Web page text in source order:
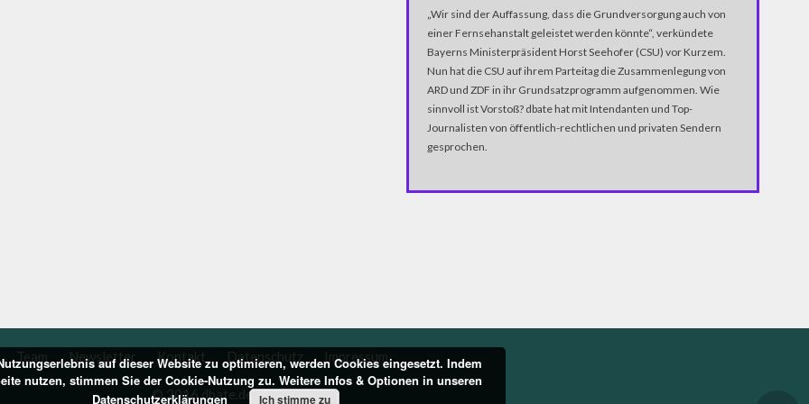
„Wir sind der Auffassung, dass die Grundversorgung auch von
einer Fernsehanstalt geleistet werden könnte“, verkündete
Bayerns Ministerpräsident Horst Seehofer (CSU) vor Kurzem.
Nun hat die CSU auf ihrem Parteitag die Zusammenlegung von
ARD und ZDF in ihr Grundsatzprogramm aufgenommen. Wie
sinnvoll ist Vorstoß? dbate hat mit Intendanten und Top-
Journalisten von öffentlich-rechtlichen und privaten Sendern
gesprochen.
Team Newsletter Kontakt Datenschutz Impressum
© 2016 dbate.de
auf dieser Website zu optimieren, werden Cookies eingesetzt. Indem
nutzen, stimmen Sie der Cookie-Nutzung zu. Weitere Infos & Optionen in unseren
Datenschutzerklärungen
Ich stimme zu